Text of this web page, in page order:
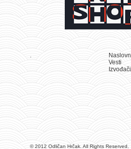
.
Vesti
© 2012 Odličan Hrčak. All Rights Reserved.